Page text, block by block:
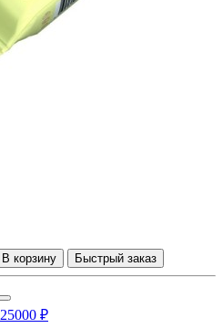
В корзину Быстрый заказ
25000 ₽